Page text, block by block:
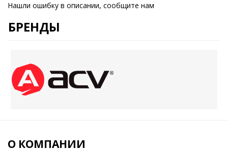
Нашли ошибку в описании, сообщите нам
БРЕНДЫ
О КОМПАНИИ